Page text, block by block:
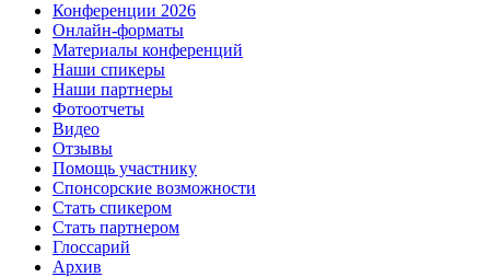
Конференции 2026
Онлайн-форматы
Материалы конференций
Наши спикеры
Наши партнеры
Фотоотчеты
Видео
Отзывы
Помощь участнику
Спонсорские возможности
Стать спикером
Стать партнером
Глоссарий
Архив